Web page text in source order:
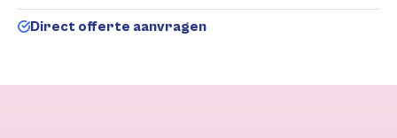
Direct offerte aanvragen